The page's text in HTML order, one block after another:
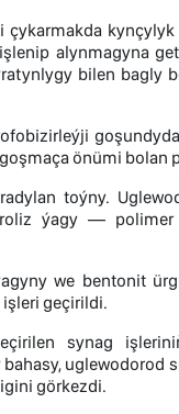
alynmagyna
bilen bagly
önümi bolan
toýny.
ýagy —
we bentonit
geçirildi.
synag
uglewodorod
görkezdi.